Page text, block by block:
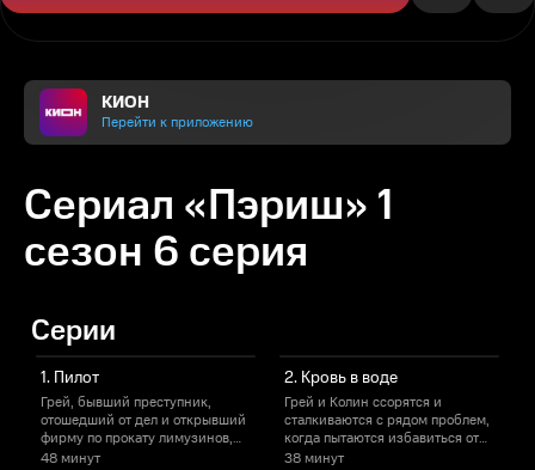
КИОН
Перейти к приложению
Сериал «Пэриш» 1
сезон 6 серия
Серии
1. Пилот
Грей, бывший преступник,
отошедший от дел и открывший
фирму по прокату лимузинов,
тем не менее соглашается
48 минут
2. Кровь в воде
Грей и Колин ссорятся и
сталкиваются с рядом проблем,
когда пытаются избавиться от
трупа. Жена и дочь Грея
38 минут